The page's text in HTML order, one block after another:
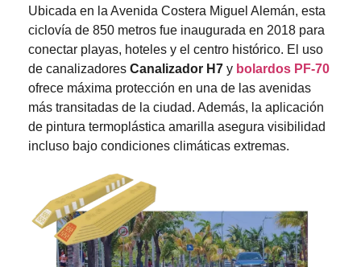
Ubicada en la Avenida Costera Miguel Alemán, esta
ciclovía de 850 metros fue inaugurada en 2018 para
conectar playas, hoteles y el centro histórico. El uso
de canalizadores Canalizador H7 y bolardos PF-70
ofrece máxima protección en una de las avenidas
más transitadas de la ciudad. Además, la aplicación
de pintura termoplástica amarilla asegura visibilidad
incluso bajo condiciones climáticas extremas.